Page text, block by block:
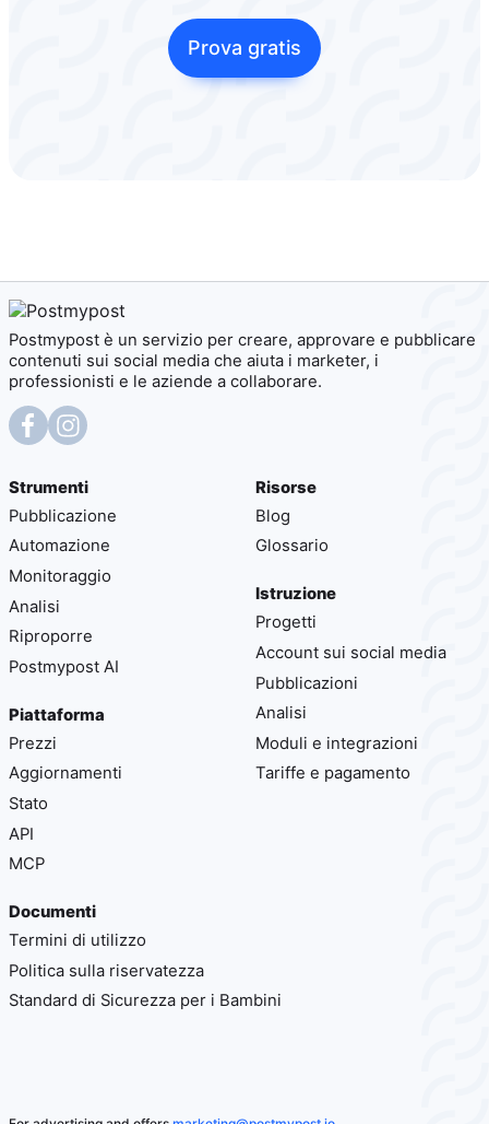
Prova gratis
Postmypost è un servizio per creare, approvare e pubblicare
contenuti sui social media che aiuta i marketer, i
professionisti e le aziende a collaborare.
Strumenti
Pubblicazione
Automazione
Monitoraggio
Analisi
Riproporre
Postmypost AI
Piattaforma
Prezzi
Aggiornamenti
Stato
API
MCP
Risorse
Blog
Glossario
Istruzione
Progetti
Account sui social media
Pubblicazioni
Analisi
Moduli e integrazioni
Tariffe e pagamento
Documenti
Termini di utilizzo
Politica sulla riservatezza
Standard di Sicurezza per i Bambini